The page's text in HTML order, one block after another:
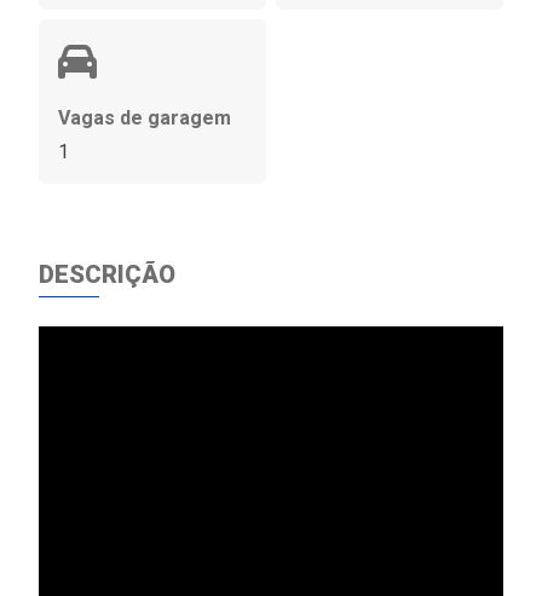
Vagas de garagem
1
DESCRIÇÃO